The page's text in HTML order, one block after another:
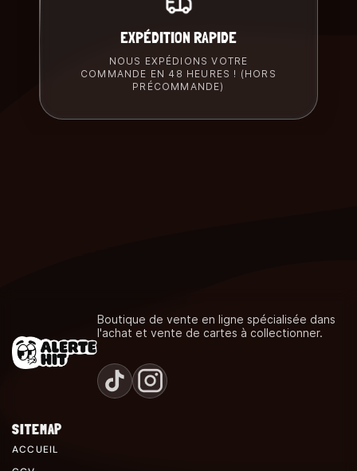
EXPÉDITION RAPIDE
NOUS EXPÉDIONS VOTRE
COMMANDE EN 48 HEURES ! (HORS
PRÉCOMMANDE)
Boutique de vente en ligne spécialisée dans
l'achat et vente de cartes à collectionner.
SITEMAP
ACCUEIL